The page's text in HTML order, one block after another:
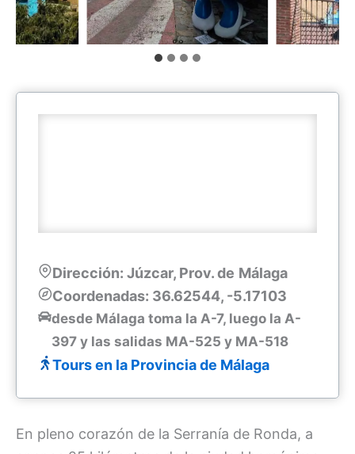
Dirección: Júzcar, Prov. de Málaga
Coordenadas: 36.62544, -5.17103
desde Málaga toma la A-7, luego la A-
397 y las salidas MA-525 y MA-518
Tours en la Provincia de Málaga
En pleno corazón de la Serranía de Ronda, a